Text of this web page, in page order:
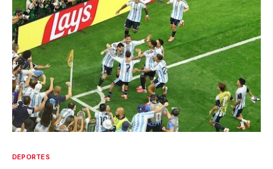
DEPORTES